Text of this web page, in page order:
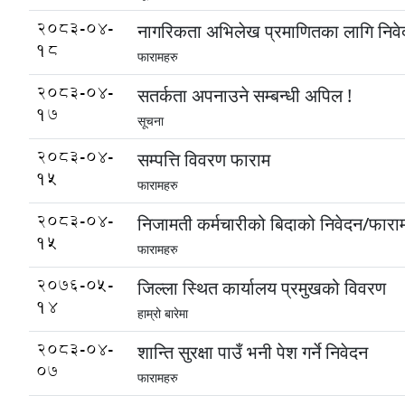
2083-04-
18
नागरिकता अभिलेख प्रमाणितका लागि
फारामहरु
2083-04-
17
सतर्कता अपनाउने सम्बन्धी अपिल !
सूचना
2083-04-
15
सम्पत्ति विवरण फाराम
फारामहरु
2083-04-
15
निजामती कर्मचारीको बिदाको निवेदन/
फारामहरु
2076-05-
14
जिल्ला स्थित कार्यालय प्रमुखको विवरण
हाम्रो बारेमा
2083-04-
07
शान्ति सुरक्षा पाउँ भनी पेश गर्ने निवेदन
फारामहरु